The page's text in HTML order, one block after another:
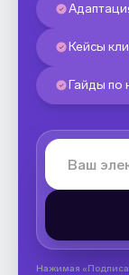
Кейсы
Гайды по
Нажимая